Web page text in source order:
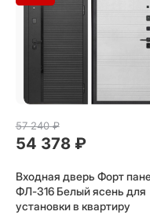
57 240 ₽
54 378 ₽
Входная дверь Форт
ФЛ-316 Белый ясень для
установки в квартиру